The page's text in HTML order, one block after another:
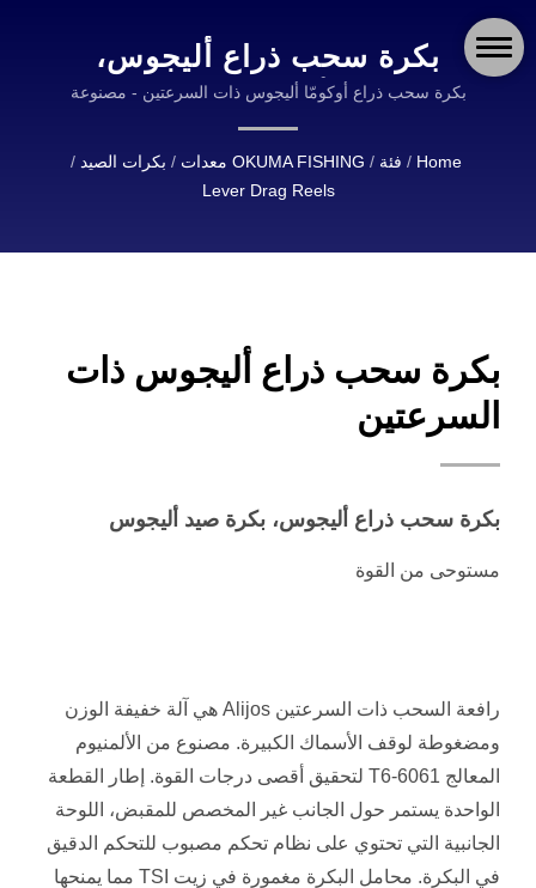
بكرة سحب ذراع أليجوس،
بكرة صيد أليجوس | OKUMA
FISHING: معدات متينة
وموثوقة للصيادين في جميع
بكرة سحب ذراع أوكومّا أليجوس ذات السرعتين - مصنوعة
شحم سحب كال | OKUMA FISHING تَعتبر رائدة عالمياً
Home
/ فئة / OKUMA FISHING معدات / بكرات الصيد /
Lever Drag Reels
بكرة سحب ذراع أليجوس ذات
السرعتين
بكرة سحب ذراع أليجوس، بكرة صيد أليجوس
مستوحى من القوة
رافعة السحب ذات السرعتين Alijos هي آلة خفيفة الوزن
ومضغوطة لوقف الأسماك الكبيرة. مصنوع من الألمنيوم
المعالج 6061-T6 لتحقيق أقصى درجات القوة. إطار القطعة
الواحدة يستمر حول الجانب غير المخصص للمقبض، اللوحة
الجانبية التي تحتوي على نظام تحكم مصبوب للتحكم الدقيق
في البكرة. محامل البكرة مغمورة في زيت TSI مما يمنحها